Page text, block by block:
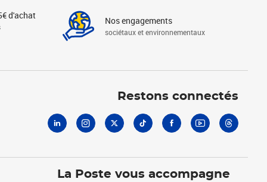
d'achat Nos engagements
sociétaux et environnementaux
Restons connectés
La Poste vous accompagne